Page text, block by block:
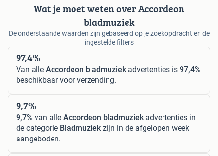
Wat je moet weten over Accordeon
bladmuziek
De onderstaande waarden zijn gebaseerd op je zoekopdracht en de
ingestelde filters
97,4%
Van alle Accordeon bladmuziek advertenties is 97,4%
beschikbaar voor verzending.
9,7%
9,7% van alle Accordeon bladmuziek advertenties in
de categorie Bladmuziek zijn in de afgelopen week
aangeboden.